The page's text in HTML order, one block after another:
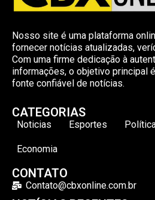
Nosso site é uma plataforma
fornecer notícias atualizadas,
Com uma firme dedicação à
informações, o objetivo principal
fonte confiável de notícias.
CATEGORIAS
Noticias Esportes
Economia
CONTATO
Contato@cbxonline.com.br